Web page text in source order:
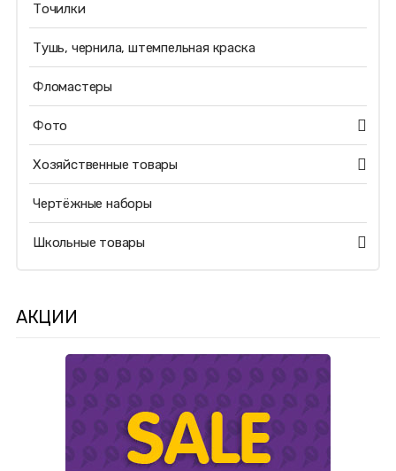
Точилки
Тушь, чернила, штемпельная краска
Фломастеры
Фото
Хозяйственные товары
Чертёжные наборы
Школьные товары
АКЦИИ